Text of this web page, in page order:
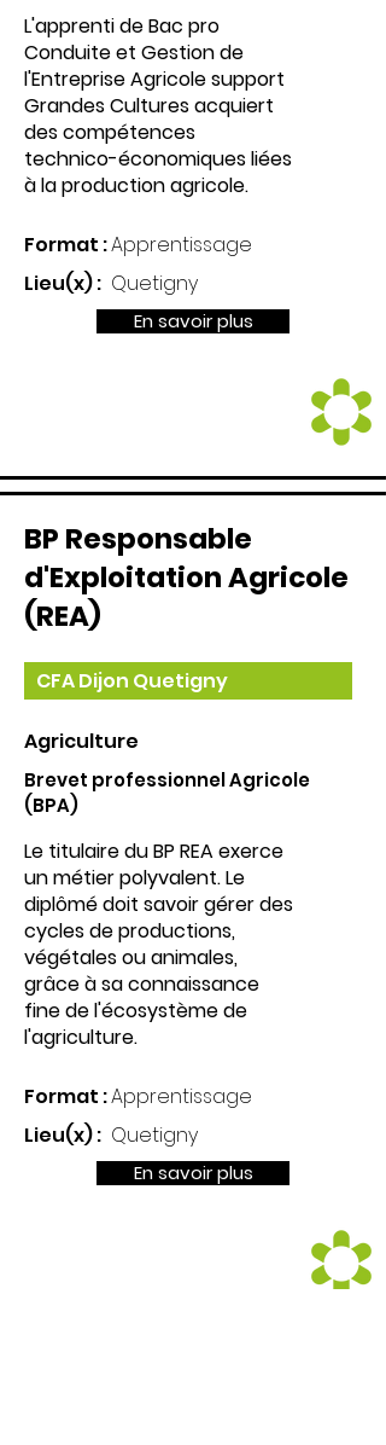
L'apprenti de Bac pro
Conduite et Gestion de
l'Entreprise Agricole support
Grandes Cultures acquiert
des compétences
technico-économiques liées
à la production agricole.
Format :Apprentissage
Lieu(x) : Quetigny
En savoir plus
BP Responsable
d'Exploitation Agricole
(REA)
CFA Dijon Quetigny
Agriculture
Brevet professionnel Agricole
(BPA)
Le titulaire du BP REA exerce
un métier polyvalent. Le
diplômé doit savoir gérer des
cycles de productions,
végétales ou animales,
grâce à sa connaissance
fine de l'écosystème de
l'agriculture.
Format :Apprentissage
Lieu(x) : Quetigny
En savoir plus